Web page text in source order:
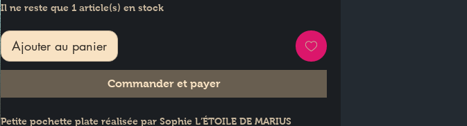
Il ne reste que 1 article(s) en stock
Ajouter au panier
Commander et payer
Petite pochette plate réalisée par Sophie L’ÉTOILE DE MARIUS